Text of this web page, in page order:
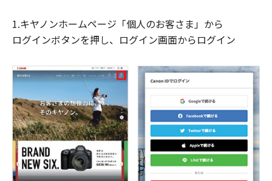
1.キヤノンホームページ「個人のお客さま」から
ログインボタンを押し、ログイン画面からログイン